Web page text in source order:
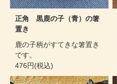
正角 黒鹿の子（青）の箸
置き
鹿の子柄がすてきな箸置き
です。
476円(税込)